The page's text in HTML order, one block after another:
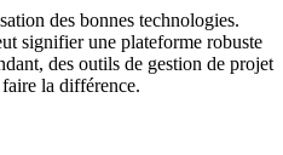
des bonnes technologies.
signifier une plateforme robuste
des outils de gestion de projet
la différence.